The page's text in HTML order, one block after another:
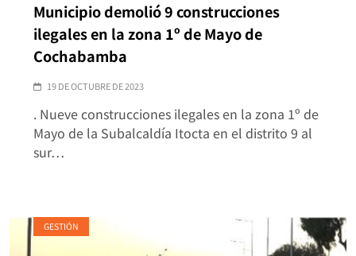
Municipio demolió 9 construcciones
ilegales en la zona 1º de Mayo de
Cochabamba
19 DE OCTUBRE DE 2023
. Nueve construcciones ilegales en la zona 1º de
Mayo de la Subalcaldía Itocta en el distrito 9 al
sur…
GESTIÓN